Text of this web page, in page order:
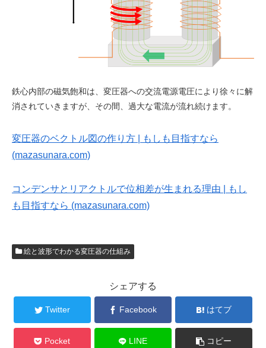
鉄心内部の磁気飽和は、変圧器への交流電源電圧により徐々に解
消されていきますが、その間、過大な電流が流れ続けます。
変圧器のベクトル図の作り方 | もしも目指すなら
(mazasunara.com)
コンデンサとリアクトルで位相差が生まれる理由 | もし
も目指すなら (mazasunara.com)
絵と波形でわかる変圧器の仕組み
シェアする
Twitter Facebook はてブ
Pocket LINE コピー